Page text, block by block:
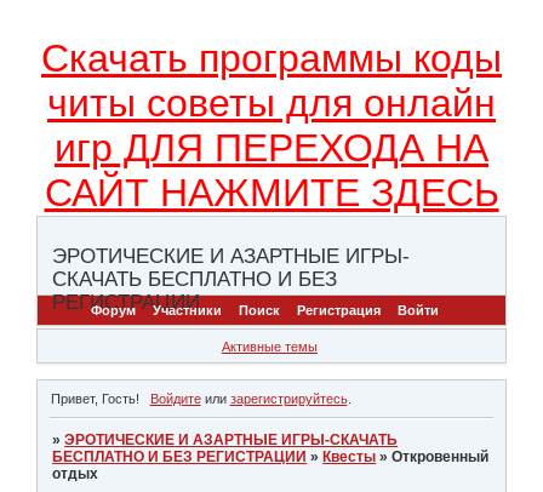
Скачать программы коды
читы советы для онлайн
игр ДЛЯ ПЕРЕХОДА НА
САЙТ НАЖМИТЕ ЗДЕСЬ
ЭРОТИЧЕСКИЕ И АЗАРТНЫЕ ИГРЫ-
СКАЧАТЬ БЕСПЛАТНО И БЕЗ
РЕГИСТРАЦИИ
Форум Участники Поиск Регистрация Войти
Активные темы
Привет, Гость! Войдитеили зарегистрируйтесь.
»ЭРОТИЧЕСКИЕ И АЗАРТНЫЕ ИГРЫ-СКАЧАТЬ
БЕСПЛАТНО И БЕЗ РЕГИСТРАЦИИ » Квесты »Откровенный
отдых